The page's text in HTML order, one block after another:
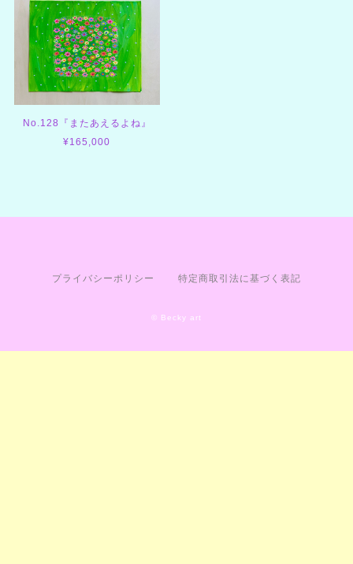
No.128『またあえるよね』
¥165,000
プライバシーポリシー 特定商取引法に基づく表記
© Becky art